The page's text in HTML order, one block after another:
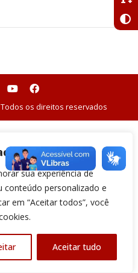
sua experiência de
conteúdo personalizado e
em “Aceitar todos”, você
Aceitar tudo
os direitos reservados